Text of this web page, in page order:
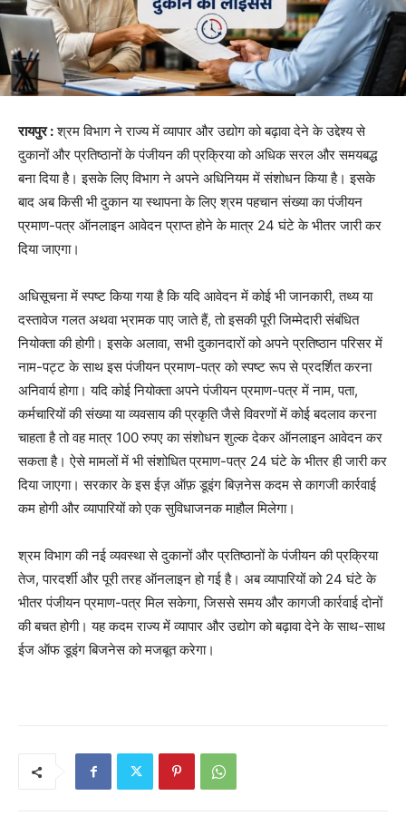
रायपुर :श्रम विभाग ने राज्य में व्यापार और उद्योग को बढ़ावा देने के उद्देश्य से
दुकानों और प्रतिष्ठानों के पंजीयन की प्रक्रिया को अधिक सरल और समयबद्ध
बना दिया है। इसके लिए विभाग ने अपने अधिनियम में संशोधन किया है। इसके
बाद अब किसी भी दुकान या स्थापना के लिए श्रम पहचान संख्या का पंजीयन
प्रमाण-पत्र ऑनलाइन आवेदन प्राप्त होने के मात्र 24 घंटे के भीतर जारी कर
दिया जाएगा।
अधिसूचना में स्पष्ट किया गया है कि यदि आवेदन में कोई भी जानकारी, तथ्य या
दस्तावेज गलत अथवा भ्रामक पाए जाते हैं, तो इसकी पूरी जिम्मेदारी संबंधित
नियोक्ता की होगी। इसके अलावा, सभी दुकानदारों को अपने प्रतिष्ठान परिसर में
नाम-पट्ट के साथ इस पंजीयन प्रमाण-पत्र को स्पष्ट रूप से प्रदर्शित करना
अनिवार्य होगा। यदि कोई नियोक्ता अपने पंजीयन प्रमाण-पत्र में नाम, पता,
कर्मचारियों की संख्या या व्यवसाय की प्रकृति जैसे विवरणों में कोई बदलाव करना
चाहता है तो वह मात्र 100 रुपए का संशोधन शुल्क देकर ऑनलाइन आवेदन कर
सकता है। ऐसे मामलों में भी संशोधित प्रमाण-पत्र 24 घंटे के भीतर ही जारी कर
दिया जाएगा। सरकार के इस ईज़ ऑफ़ डूइंग बिज़नेस कदम से कागजी कार्रवाई
कम होगी और व्यापारियों को एक सुविधाजनक माहौल मिलेगा।
श्रम विभाग की नई व्यवस्था से दुकानों और प्रतिष्ठानों के पंजीयन की प्रक्रिया
तेज, पारदर्शी और पूरी तरह ऑनलाइन हो गई है। अब व्यापारियों को 24 घंटे के
भीतर पंजीयन प्रमाण-पत्र मिल सकेगा, जिससे समय और कागजी कार्रवाई दोनों
की बचत होगी। यह कदम राज्य में व्यापार और उद्योग को बढ़ावा देने के साथ-साथ
ईज ऑफ डूइंग बिजनेस को मजबूत करेगा।